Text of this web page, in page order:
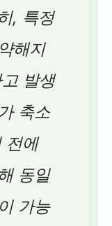
, 특정
해지
발생
축소
전에
동일
가능